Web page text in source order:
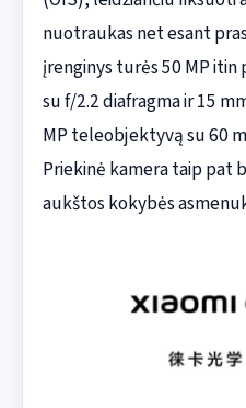
nuotraukas net esant
įrenginys turės 50 MP
su f/2.2 diafragma ir 15
MP teleobjektyvą su 60
Priekinė kamera taip pat
aukštos kokybės